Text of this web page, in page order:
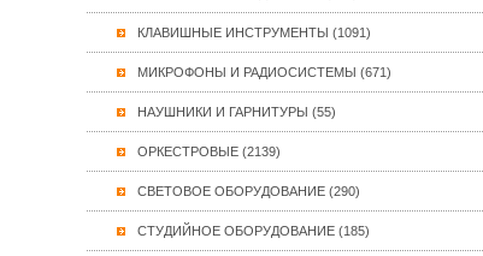
КЛАВИШНЫЕ ИНСТРУМЕНТЫ (1091)
МИКРОФОНЫ И РАДИОСИСТЕМЫ (671)
НАУШНИКИ И ГАРНИТУРЫ (55)
ОРКЕСТРОВЫЕ (2139)
СВЕТОВОЕ ОБОРУДОВАНИЕ (290)
СТУДИЙНОЕ ОБОРУДОВАНИЕ (185)